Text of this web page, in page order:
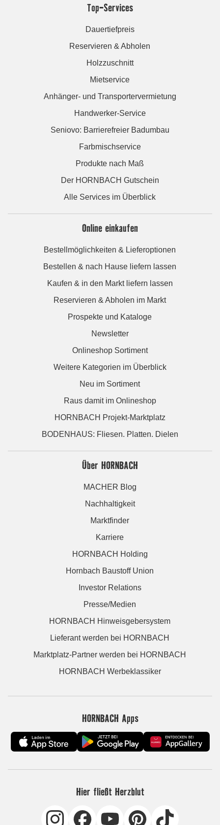
Top-Services
Dauertiefpreis
Reservieren & Abholen
Holzzuschnitt
Mietservice
Anhänger- und Transportervermietung
Handwerker-Service
Seniovo: Barrierefreier Badumbau
Farbmischservice
Produkte nach Maß
Der HORNBACH Gutschein
Alle Services im Überblick
Online einkaufen
Bestellmöglichkeiten & Lieferoptionen
Bestellen & nach Hause liefern lassen
Kaufen & in den Markt liefern lassen
Reservieren & Abholen im Markt
Prospekte und Kataloge
Newsletter
Onlineshop Sortiment
Weitere Kategorien im Überblick
Neu im Sortiment
Raus damit im Onlineshop
HORNBACH Projekt-Marktplatz
BODENHAUS: Fliesen. Platten. Dielen
Über HORNBACH
MACHER Blog
Nachhaltigkeit
Marktfinder
Karriere
HORNBACH Holding
Hornbach Baustoff Union
Investor Relations
Presse/Medien
HORNBACH Hinweisgebersystem
Lieferant werden bei HORNBACH
Marktplatz-Partner werden bei HORNBACH
HORNBACH Werbeklassiker
HORNBACH Apps
Hier fließt Herzblut